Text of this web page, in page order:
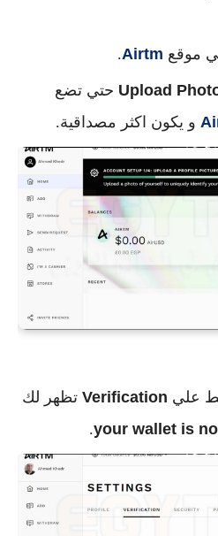
موقع Airtm
.
Upload حتي تضع
و يكون اكثر مصداقية.
علي Verification تظهر لك
your wallet is
.